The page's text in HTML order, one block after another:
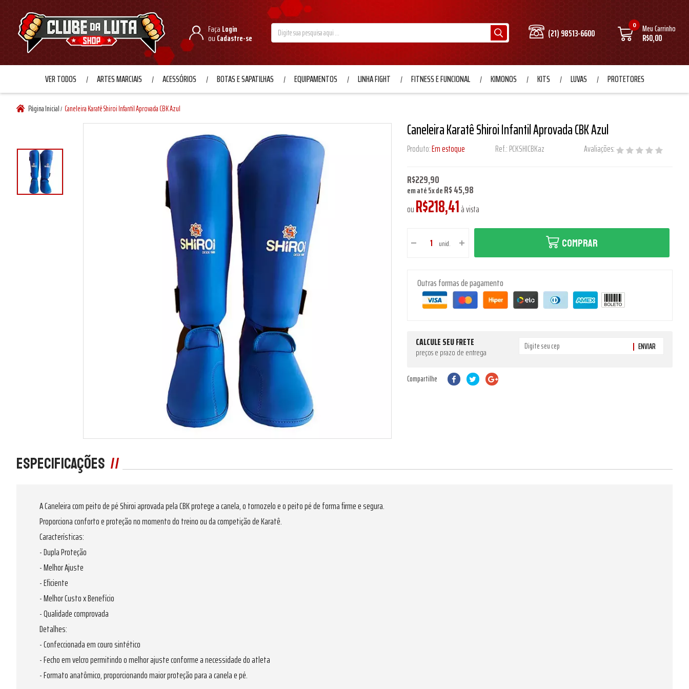
Faça Login
ou Cadastre-se (21) 98513-6600
0 Meu Carrinho
R$0,00
VER TODOS ARTES MARCIAIS ACESSÓRIOS BOTAS E SAPATILHAS EQUIPAMENTOS LINHA FIGHT FITNESS E FUNCIONAL KIMONOS KITS LUVAS PROTETORES
Página Inicial/ Caneleira Karatê Shiroi Infantil Aprovada CBK Azul
Caneleira Karatê Shiroi Infantil Aprovada CBK Azul
Produto:Em estoque Ref.:PCKSHICBKaz Avaliações:
R$229,90
em até5xdeR$ 45,98
ouR$218,41à vista
unid. COMPRAR
Outras formas de pagamento
CALCULE SEU FRETE
preços e prazo de entrega ENVIAR
Compartilhe
Especificações
A Caneleira com peito de pé Shiroi aprovada pela CBK protege a canela, o tornozelo e o peito pé de forma firme e segura.
Proporciona conforto e proteção no momento do treino ou da competição de Karatê.
Características:
- Dupla Proteção
- Melhor Ajuste
- Eficiente
- Melhor Custo x Benefício
- Qualidade comprovada
Detalhes:
- Confeccionada em couro sintético
- Fecho em velcro permitindo o melhor ajuste conforme a necessidade do atleta
- Formato anatômico, proporcionando maior proteção para a canela e pé.